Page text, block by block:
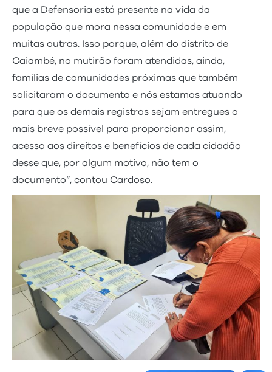
que a Defensoria está presente na vida da
população que mora nessa comunidade e em
muitas outras. Isso porque, além do distrito de
Caiambé, no mutirão foram atendidas, ainda,
famílias de comunidades próximas que também
solicitaram o documento e nós estamos atuando
para que os demais registros sejam entregues o
mais breve possível para proporcionar assim,
acesso aos direitos e benefícios de cada cidadão
desse que, por algum motivo, não tem o
documento”, contou Cardoso.